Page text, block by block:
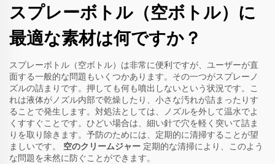
スプレーボトル（空ボトル）に
最適な素材は何ですか？
スプレーボトル（空ボトル）は非常に便利ですが、ユーザーが直
面する一般的な問題もいくつかあります。その一つがスプレーノ
ズルの詰まりです。押しても何も噴出しないという状況です。こ
れは液体がノズル内部で乾燥したり、小さな汚れが詰まったりす
ることで発生します。対処法としては、ノズルを外して温水でよ
くすすぐことです。ひどい場合は、細い針で穴を軽く突いて詰ま
りを取り除きます。予防のためには、定期的に清掃することが望
ましいです。 空のクリームジャー 定期的な清掃により、このよう
な問題を未然に防ぐことができます。